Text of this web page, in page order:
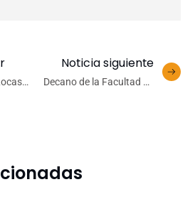
Noticia siguiente
Decano de la Facultad de